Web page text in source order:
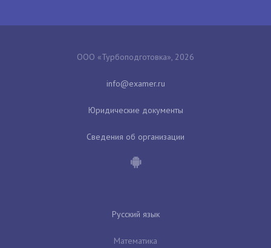
ООО «Турбоподготовка», 2026
Юридические документы
Сведения об организации
Русский язык
Математика